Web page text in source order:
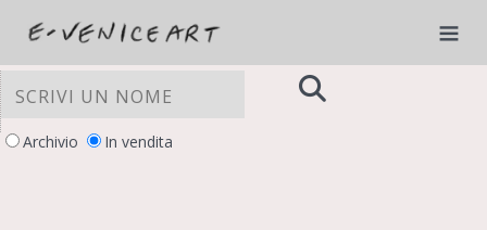
Archivio In vendita